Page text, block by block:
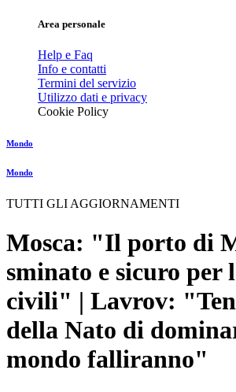
Area personale
Help e Faq
Info e contatti
Termini del servizio
Utilizzo dati e privacy
Cookie Policy
Mondo
Mondo
TUTTI GLI AGGIORNAMENTI
Mosca: "Il porto di
sminato e sicuro per
civili" | Lavrov:
della Nato di
mondo falliranno"